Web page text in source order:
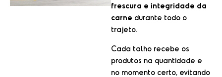
frescura e integridade da
carne durante todo o
trajeto.
Cada talho recebe os
produtos na quantidade e
no momento certo, evitando